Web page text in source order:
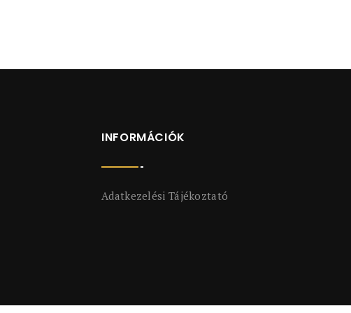
INFORMÁCIÓK
Adatkezelési Tájékoztató